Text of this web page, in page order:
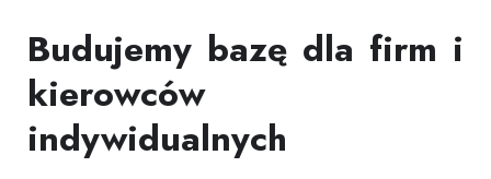
Budujemy bazę dla firm i
kierowców
indywidualnych